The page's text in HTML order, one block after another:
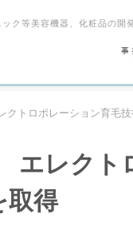
ク等美容機器、化粧品の開
クトロポレーション育毛
エレクト
取得